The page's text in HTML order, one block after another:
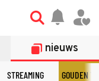
nieuws
STREAMING GOUDEN